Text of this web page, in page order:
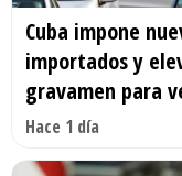
Cuba impone
importados y
gravamen para
Hace 1 día